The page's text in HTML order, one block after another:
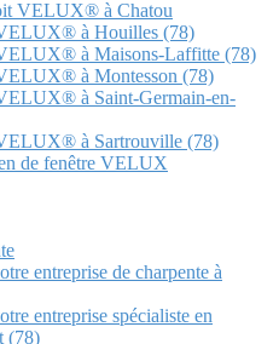
VELUX® à Chatou
à Houilles (78)
à Maisons-Laffitte (78)
à Montesson (78)
à Saint-Germain-en-
à Sartrouville (78)
de fenêtre VELUX
entreprise de charpente à
entreprise spécialiste en
(78)